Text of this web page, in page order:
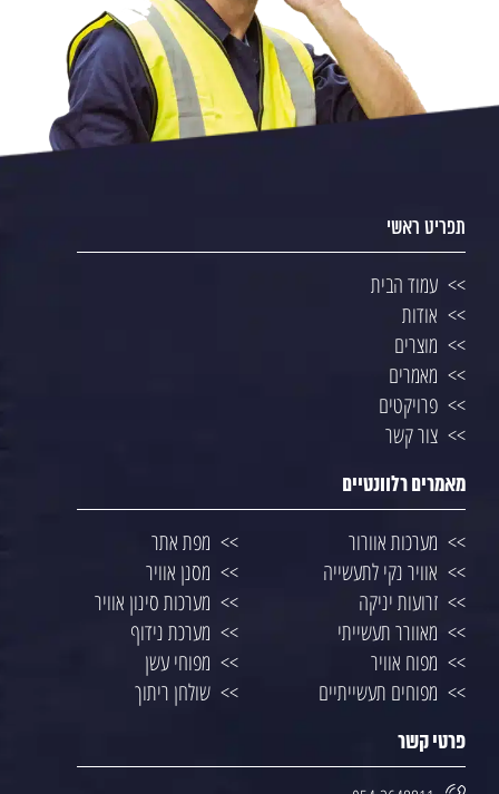
תפריט ראשי
עמוד הבית
אודות
מוצרים
מאמרים
פרויקטים
צור קשר
מאמרים רלוונטיים
מערכות אוורור
מפת אתר
אוויר נקי לתעשייה
מסנן אוויר
זרועות יניקה
מערכות סינון אוויר
מאוורר תעשייתי
מערכת נידוף
מפוח אוויר
מפוחי עשן
מפוחים תעשייתיים
שולחן ריתוך
פרטי קשר